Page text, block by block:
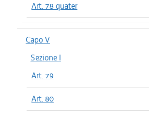
Art. 78 quater
Capo V
Sezione I
Art. 79
Art. 80